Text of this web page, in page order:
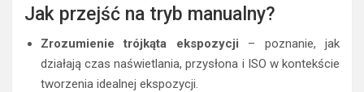
Jak przejść na tryb manualny?
Zrozumienie trójkąta ekspozycji – poznanie, jak
działają czas naświetlania, przysłona i ISO w kontekście
tworzenia idealnej ekspozycji.